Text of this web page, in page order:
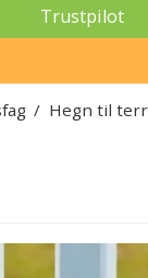
Trustpilot
/ Hegn til